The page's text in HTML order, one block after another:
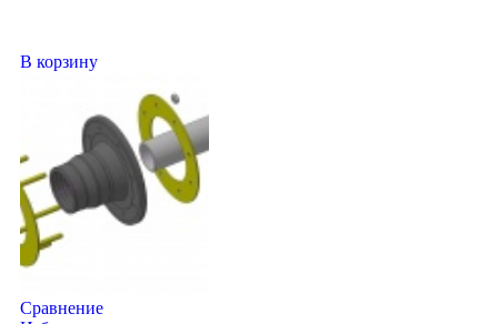
В корзину
Сравнение